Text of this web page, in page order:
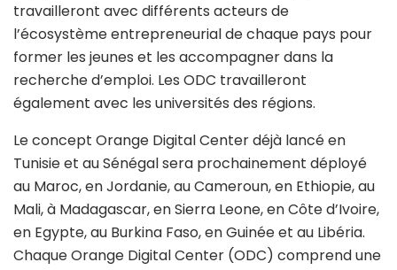
travailleront avec différents acteurs de
l’écosystème entrepreneurial de chaque pays pour
former les jeunes et les accompagner dans la
recherche d’emploi. Les ODC travailleront
également avec les universités des régions.
Le concept Orange Digital Center déjà lancé en
Tunisie et au Sénégal sera prochainement déployé
au Maroc, en Jordanie, au Cameroun, en Ethiopie, au
Mali, à Madagascar, en Sierra Leone, en Côte d’Ivoire,
en Egypte, au Burkina Faso, en Guinée et au Libéria.
Chaque Orange Digital Center (ODC) comprend une